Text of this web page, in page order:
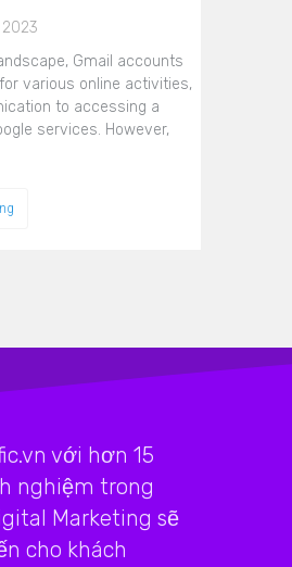
2023
Gmail accounts
various online activities,
to accessing a
services. However,
với hơn 15
nghiệm trong
Marketing sẽ
cho khách